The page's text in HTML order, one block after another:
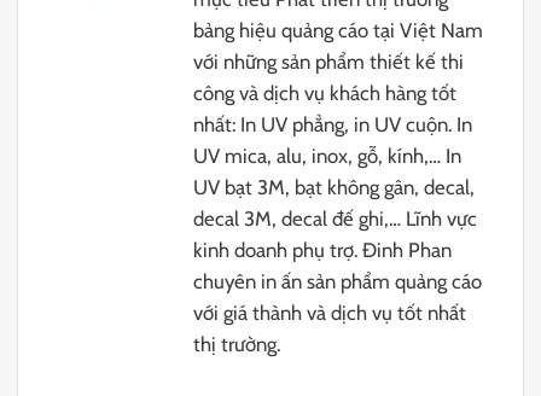
bảng hiệu quảng cáo tại Việt Nam
với những sản phẩm thiết kế thi
công và dịch vụ khách hàng tốt
nhất: In UV phẳng, in UV cuộn. In
UV mica, alu, inox, gỗ, kính,… In
UV bạt 3M, bạt không gân, decal,
decal 3M, decal đế ghi,… Lĩnh vực
kinh doanh phụ trợ. Đinh Phan
chuyên in ấn sản phẩm quảng cáo
với giá thành và dịch vụ tốt nhất
thị trường.